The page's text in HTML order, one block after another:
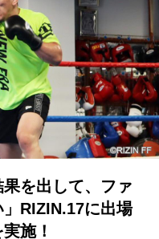
果を出して、ファ
RIZIN.17に出場
施！